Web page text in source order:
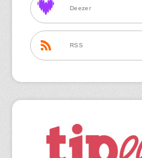
Deezer
RSS